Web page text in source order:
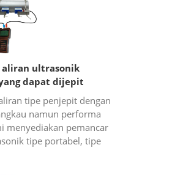
aliran ultrasonik
dapat dijepit
tipe penjepit dengan
namun performa
menyediakan pemancar
tipe portabel, tipe